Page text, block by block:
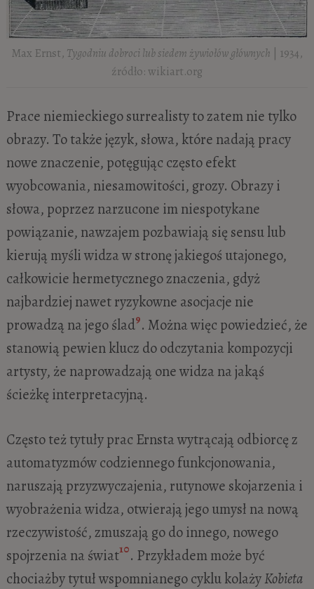
Max Ernst, Tygodniu dobroci lub siedem żywiołów głównych | 1934,
źródło: wikiart.org
Prace niemieckiego surrealisty to zatem nie tylko
obrazy. To także język, słowa, które nadają pracy
nowe znaczenie, potęgując często efekt
wyobcowania, niesamowitości, grozy. Obrazy i
słowa, poprzez narzucone im niespotykane
powiązanie, nawzajem pozbawiają się sensu lub
kierują myśli widza w stronę jakiegoś utajonego,
całkowicie hermetycznego znaczenia, gdyż
najbardziej nawet ryzykowne asocjacje nie
prowadzą na jego ślad9. Można więc powiedzieć, że
stanowią pewien klucz do odczytania kompozycji
artysty, że naprowadzają one widza na jakąś
ścieżkę interpretacyjną.
Często też tytuły prac Ernsta wytrącają odbiorcę z
automatyzmów codziennego funkcjonowania,
naruszają przyzwyczajenia, rutynowe skojarzenia i
wyobrażenia widza, otwierają jego umysł na nową
rzeczywistość, zmuszają go do innego, nowego
spojrzenia na świat10. Przykładem może być
chociażby tytuł wspomnianego cyklu kolażyKobieta